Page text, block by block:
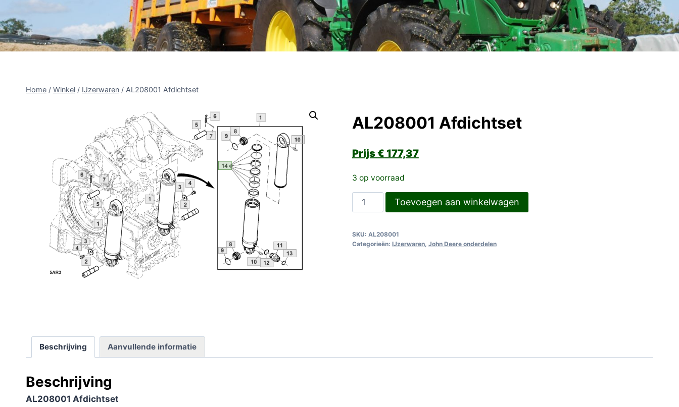
Home / Winkel / IJzerwaren / AL208001 Afdichtset
AL208001 Afdichtset
€ 177,37
3 op voorraad
AL208001
Afdichtset
Toevoegen aan winkelwagen
SKU: AL208001
Categorieën: IJzerwaren, John Deere onderdelen
Beschrijving Aanvullende informatie
Beschrijving
AL208001 Afdichtset